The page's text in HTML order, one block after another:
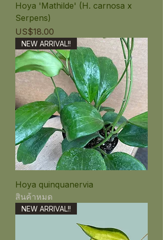
Hoya 'Mathilde' (H. carnosa x
Serpens)
ราคา
US$18.00
NEW ARRIVAL!!
Hoya quinquanervia
สินค้าหมด
NEW ARRIVAL!!